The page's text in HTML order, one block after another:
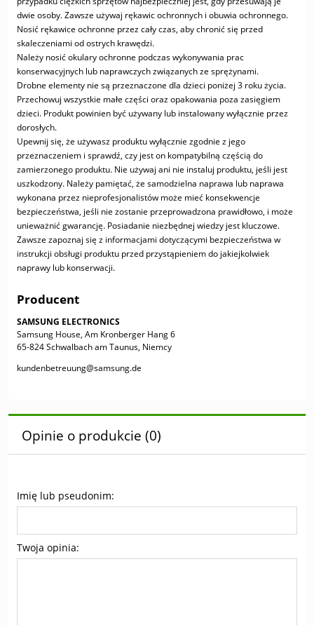
dwie osoby. Zawsze używaj rękawic ochronnych i obuwia ochronnego.
Nosić rękawice ochronne przez cały czas, aby chronić się przed
skaleczeniami od ostrych krawędzi.
Należy nosić okulary ochronne podczas wykonywania prac
konserwacyjnych lub naprawczych związanych ze sprężynami.
Drobne elementy nie są przeznaczone dla dzieci poniżej 3 roku życia.
Przechowuj wszystkie małe części oraz opakowania poza zasięgiem
dzieci. Produkt powinien być używany lub instalowany wyłącznie przez
dorosłych.
Upewnij się, że używasz produktu wyłącznie zgodnie z jego
przeznaczeniem i sprawdź, czy jest on kompatybilną częścią do
zamierzonego produktu. Nie używaj ani nie instaluj produktu, jeśli jest
uszkodzony. Należy pamiętać, że samodzielna naprawa lub naprawa
wykonana przez nieprofesjonalistów może mieć konsekwencje
bezpieczeństwa, jeśli nie zostanie przeprowadzona prawidłowo, i może
unieważnić gwarancję. Posiadanie niezbędnej wiedzy jest kluczowe.
Zawsze zapoznaj się z informacjami dotyczącymi bezpieczeństwa w
instrukcji obsługi produktu przed przystąpieniem do jakiejkolwiek
naprawy lub konserwacji.
Producent
SAMSUNG ELECTRONICS
Samsung House, Am Kronberger Hang 6
65-824 Schwalbach am Taunus, Niemcy
kundenbetreuung@samsung.de
Opinie o produkcie (0)
Imię lub pseudonim:
Twoja opinia: